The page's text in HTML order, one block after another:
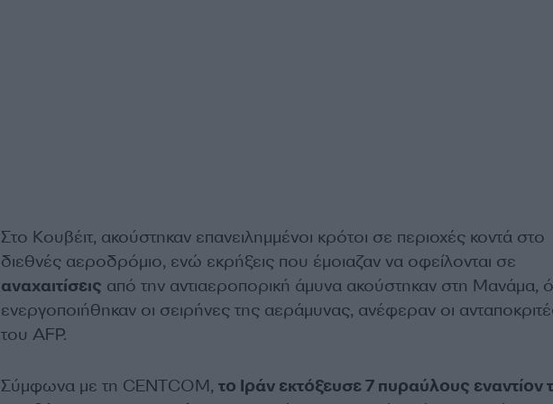
Στο Κουβέιτ, ακούστηκαν επανειλημμένοι κρότοι σε περιοχές κοντά στο
διεθνές αεροδρόμιο, ενώ εκρήξεις που έμοιαζαν να οφείλονται σε
αναχαιτίσεις από την αντιαεροπορική άμυνα ακούστηκαν στη Μανάμα,
ενεργοποιήθηκαν οι σειρήνες της αεράμυνας, ανέφεραν οι
του AFP.
Σύμφωνα με τη CENTCOM, το Ιράν εκτόξευσε 7 πυραύλους εναντίον